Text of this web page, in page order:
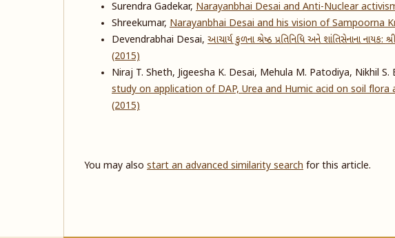
Surendra Gadekar, Narayanbhai Desai and Anti-Nuclear
Shreekumar, Narayanbhai Desai and his vision of Sampoorna
Devendrabhai Desai, આચાર્ય કુળના શ્રેષ્ઠ પ્રતિનિધિ અને શાંતિસેનાના નાયક:
(2015)
Niraj T. Sheth, Jigeesha K. Desai, Mehula M. Patodiya, Nikhil
study on application of DAP, Urea and Humic acid on soil
(2015)
You may also start an advanced similarity search for this article.